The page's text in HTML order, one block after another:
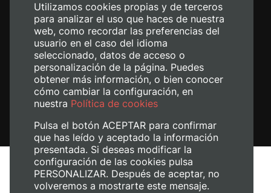
Avís legal
Política de cookies
Utilizamos cookies propias y de terceros
para analizar el uso que haces de nuestra
web, como recordar las preferencias del
usuario en el caso del idioma
seleccionado, datos de acceso o
personalización de la página. Puedes
obtener más información, o bien conocer
cómo cambiar la configuración, en
nuestra Política de cookies
Pulsa el botón ACEPTAR para confirmar
que has leído y aceptado la información
presentada. Si deseas modificar la
configuración de las cookies pulsa
PERSONALIZAR. Después de aceptar, no
volveremos a mostrarte este mensaje.